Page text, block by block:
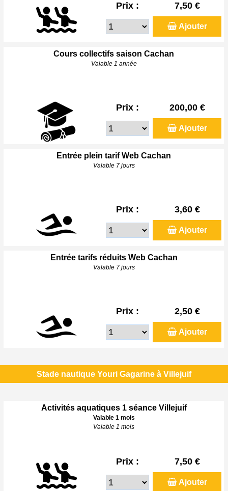
Prix : 7,50 €
Ajouter
Cours collectifs saison Cachan
Valable 1 année
Prix : 200,00 €
Ajouter
Entrée plein tarif Web Cachan
Valable 7 jours
Prix : 3,60 €
Ajouter
Entrée tarifs réduits Web Cachan
Valable 7 jours
Prix : 2,50 €
Ajouter
Stade nautique Youri Gagarine à Villejuif
Activités aquatiques 1 séance Villejuif
Valable 1 mois
Valable 1 mois
Prix : 7,50 €
Ajouter